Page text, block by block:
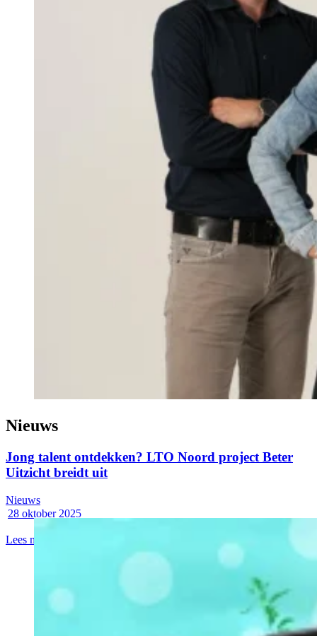
Nieuws
Jong talent ontdekken? LTO Noord project Beter
Uitzicht breidt uit
28 oktober 2025
Lees meer
Nieuws